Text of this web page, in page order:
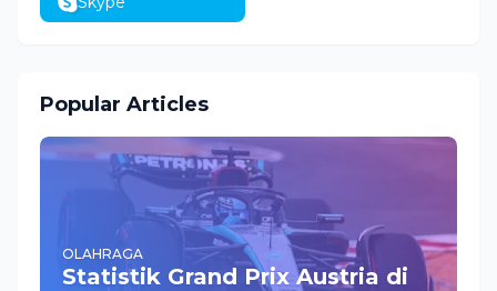
Popular Articles
OLAHRAGA
Statistik Grand Prix Austria di